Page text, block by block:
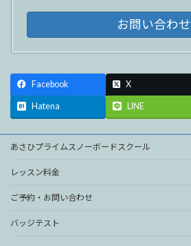
お問い合わせ
Facebook X
Hatena LINE
あさひプライムスノーボードスクール
レッスン料金
ご予約・お問い合わせ
バッジテスト